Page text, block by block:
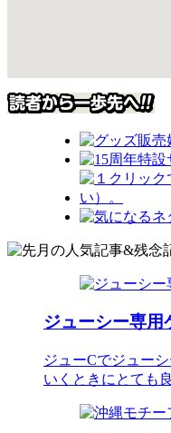
ジューシー専用
ジューCでジュー
いくときにとても